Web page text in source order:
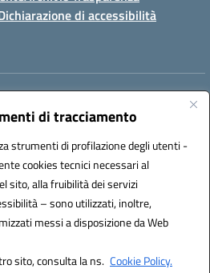
di tracciamento
strumenti di profilazione degli utenti -
cookies tecnici necessari al
sito, alla fruibilità dei servizi
– sono utilizzati, inoltre,
messi a disposizione da Web
sito, consulta la ns. Cookie Policy.
di accessibilità
czic869004@istruzione.it
UFKGA0
by 3D Solution S.r.l.